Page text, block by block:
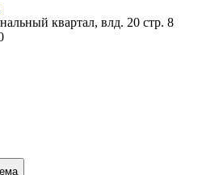
квартал, влд. 20 стр. 8